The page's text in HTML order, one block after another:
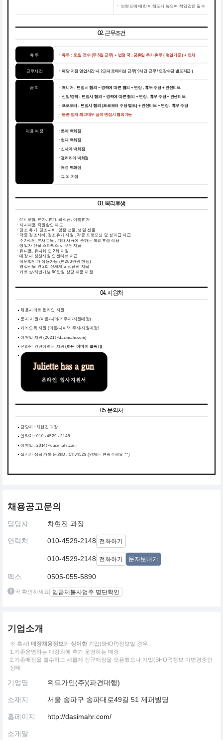
ㆍ 브랜드에 대한 이해도가 높으며 책임감은 필수
02. 근무조건
휴 무 ㆍ 휴무 : 토,일 갯수 (주 5일 근무) + 법정 국 , 공휴일 추가 휴무 ( 평일기준 ) + 연차
근무시간 ㆍ 해당 지점 영업시간 내 2교대 로테이션 근무( 9시간 근무 / 연장수당 별도지급 )
급 여 ㆍ 매니저 : 면접시 협의 ~ 경력에 따른 협의 + 연장 , 휴무 수당 + 인센티브
ㆍ 신입/경력 : 면접시 협의 ~ 경력에 따른 협의 + 연장 , 휴무 수당 + 인센티브
ㆍ 프로모터 : 면접시 협의 (프로모터 수당 별도) + 인센티브 + 연장 , 휴무 수당
ㆍ 동종 업계 최고대우 급여 면접시 협의가능
채용 매장 ㆍ롯데 백화점
ㆍ현대 백화점
ㆍ신세계 백화점
ㆍ갤러리아 백화점
ㆍ애경 백화점
ㆍ그 외 지점
03. 복리후생
ㆍ4대 보험, 연차, 휴가, 퇴직금, 여름휴가
ㆍ자사제품 직원할인 제도
ㆍ경조 휴가, 경조사비, 명절 선물, 생일 선물
ㆍ각종 경조사비, 경조휴가 지원 , 각종 프로모션 및 성과급 지급
ㆍ주가적인 본사교육 , 기타 사규에 준하는 복리후생 적용
ㆍ생일자 선물 스타벅스 e-쿠폰 지급
ㆍ유니폼, 유니화 연 2회 지원
ㆍ매장 내 칭찬사원 인센티브 지급
ㆍ직원할인가 적용가능 (연200만원 한정)
ㆍ명절선물 연 2회 신세계 e-상품권 지급
ㆍ키트 상/하반기별 60만원 상당 제품 지원
04. 지원처
채용사이트 온라인 지원
문자 지원 (이름/나이/거주지/지원매장)
카카오톡 지원 (이름/나이/거주지/지원매장)
이메일 지원 (2021@dasimahr.com)
온라인 간편이력서 지원 (하단 이미지 클릭!!)
05. 문의처
담당자 : 차현진 과장
연락처 : 010 -4529 - 2148
이메일 : 2014@dasimahr.com
실시간 상담 카톡 문의ID : CHJ4529 (언제든 연락주세요 ^^)
채용공고문의
담당자 차현진 과장
연락처 010-4529-2148 전화하기
010-4529-2148 전화하기 문자보내기
팩스 0505-055-5890
꼭 확인하세요 임금체불사업주 명단확인
기업소개
※ 혹시! 매장채용정보와 상이한 기업(SHOP)정보일 경우
1.기존운영하는 매장외에 추가 운영하는 매장
2.기존매장을 철수하고 새롭게 신규매장을 오픈했으나 기업(SHOP)정보 미변경중인
상태
기업명 위드가인(주)(파견대행)
소재지 서울 송파구 송파대로49길 51 제퍼빌딩
홈페이지 http://dasimahr.com/
소개말